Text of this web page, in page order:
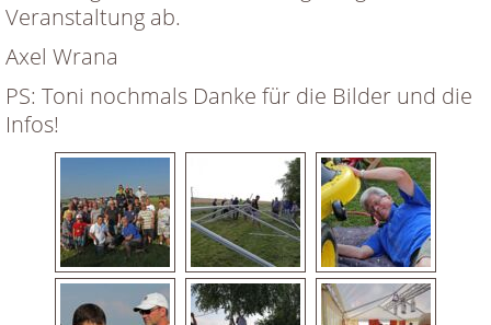
Veranstaltung ab.
Axel Wrana
PS: Toni nochmals Danke für die Bilder und die
Infos!